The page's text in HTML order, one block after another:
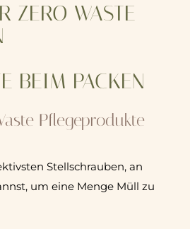
ZERO WASTE
BEIM PACKEN
Pflegeprodukte
Stellschrauben, an
um eine Menge Müll zu